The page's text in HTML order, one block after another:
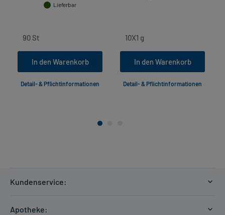
Lieferbar
In den Warenkorb
Detail- & Pflichtinformationen
In den Warenkorb
Detail- & Pflichtinformationen
Kundenservice:
Apotheke: